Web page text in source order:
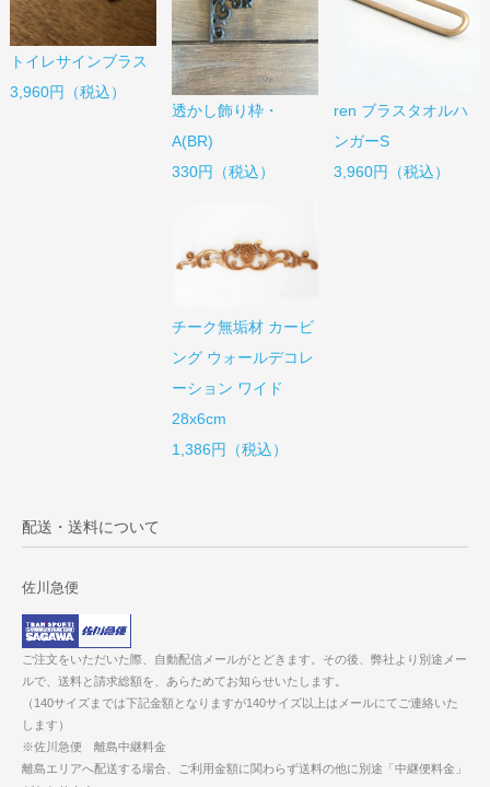
トイレサインブラス
3,960円（税込）
透かし飾り枠・
A(BR)
330円（税込）
ren ブラスタオルハ
ンガーS
3,960円（税込）
チーク無垢材 カービ
ング ウォールデコレ
ーション ワイド
28x6cm
1,386円（税込）
配送・送料について
佐川急便
ご注文をいただいた際、自動配信メールがとどきます。その後、弊社より別途メー
ルで、送料と請求総額を、あらためてお知らせいたします。
（140サイズまでは下記金額となりますが140サイズ以上はメールにてご連絡いた
します）
※佐川急便 離島中継料金
離島エリアへ配送する場合、ご利用金額に関わらず送料の他に別途「中継便料金」